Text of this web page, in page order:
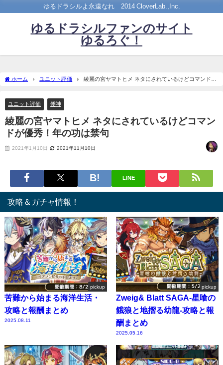
ゆるドラシルよ永遠なれ©2014 CloverLab.,Inc.
ゆるドラシルファンのサイト
ゆるろぐ！
ホーム ユニット評価
綾麗の宮ヤマトヒメ ネタにされているけどコマンドが
ユニット評価 倭神
綾麗の宮ヤマトヒメ ネタにされているけどコマン
ドが優秀！年の功は禁句
2021年1月10日 2021年11月10日
LINE
攻略＆ガチャ情報！
pickup
苦難から始まる海洋生活・
攻略と報酬まとめ
2025.08.11
pickup
Zweig& Blatt SAGA-星喰の
餓狼と地摺る幼龍-攻略と報
酬まとめ
2025.05.16